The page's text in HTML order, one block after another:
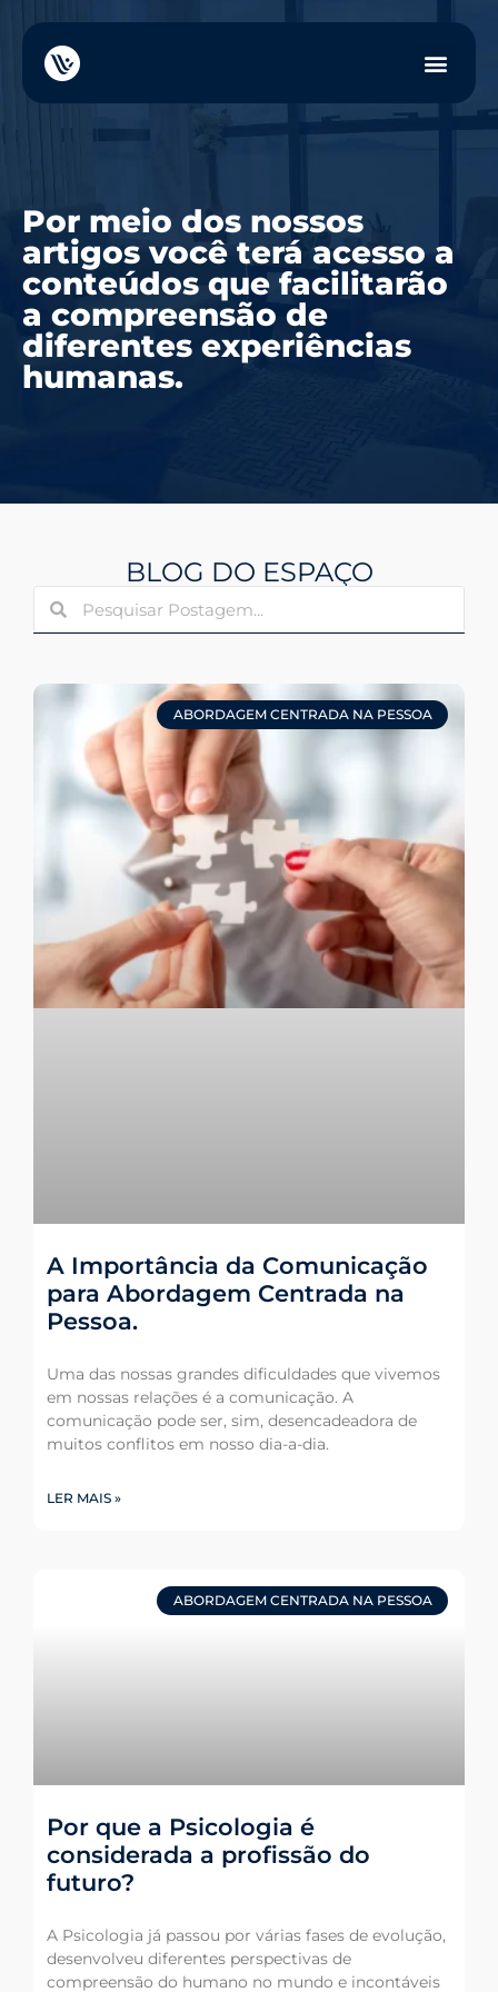
Por meio dos nossos
artigos você terá acesso a
conteúdos que facilitarão
a compreensão de
diferentes experiências
humanas.
BLOG DO ESPAÇO
ABORDAGEM CENTRADA NA PESSOA
A Importância da Comunicação
para Abordagem Centrada na
Pessoa.
Uma das nossas grandes dificuldades que vivemos
em nossas relações é a comunicação. A
comunicação pode ser, sim, desencadeadora de
muitos conflitos em nosso dia-a-dia.
LER MAIS »
ABORDAGEM CENTRADA NA PESSOA
Por que a Psicologia é
considerada a profissão do
futuro?
A Psicologia já passou por várias fases de evolução,
desenvolveu diferentes perspectivas de
compreensão do humano no mundo e incontáveis